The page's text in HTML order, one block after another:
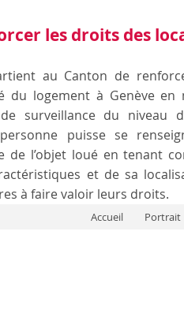
les droits des
au Canton de
du logement à Genève
surveillance du niveau
puisse se
de l’objet loué en tenant
et de sa
à faire valoir leurs droits.
Accueil Portrait